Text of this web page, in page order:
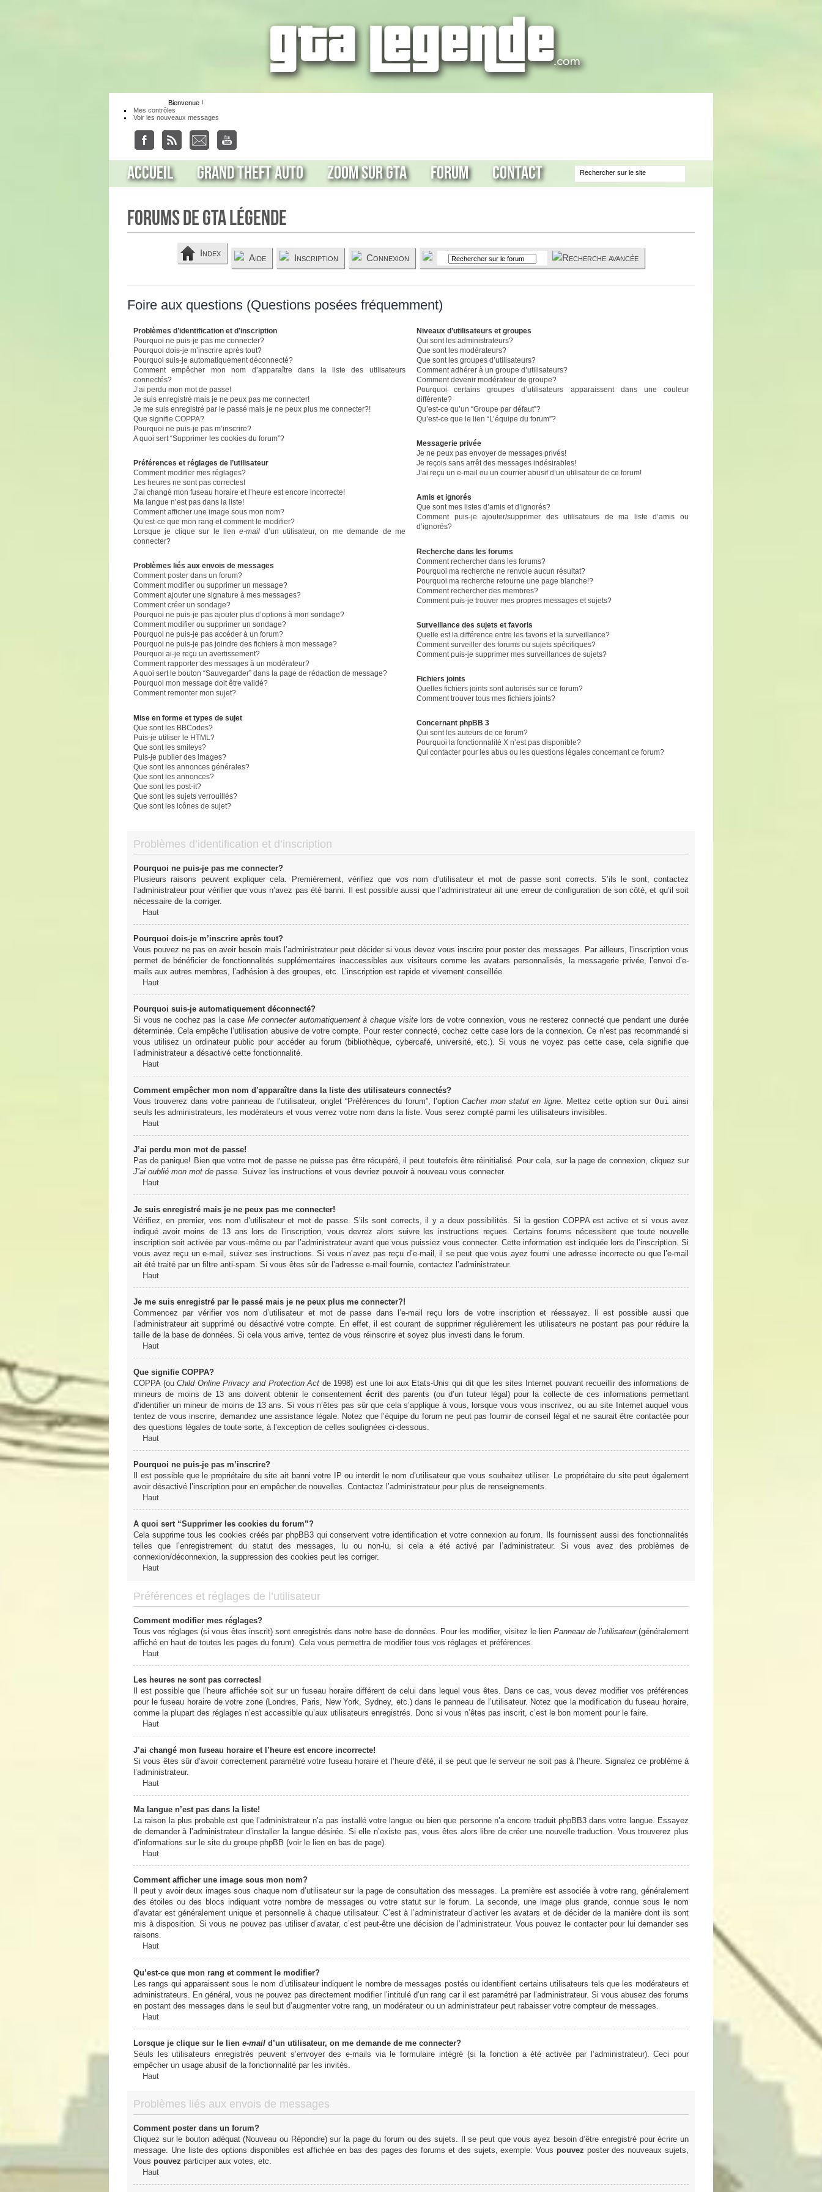
Bienvenue !
Mes contrôles
Voir les nouveaux messages
Accueil Grand Theft Auto Zoom sur GTA Forum Contact
Forums de GTA Légende
Index Aide Inscription Connexion
Foire aux questions (Questions posées fréquemment)
Problèmes d’identification et d’inscription
Pourquoi ne puis-je pas me connecter?
Pourquoi dois-je m’inscrire après tout?
Pourquoi suis-je automatiquement déconnecté?
Comment empêcher mon nom d’apparaître dans la liste des utilisateurs
connectés?
J’ai perdu mon mot de passe!
Je suis enregistré mais je ne peux pas me connecter!
Je me suis enregistré par le passé mais je ne peux plus me connecter?!
Que signifie COPPA?
Pourquoi ne puis-je pas m’inscrire?
A quoi sert “Supprimer les cookies du forum”?
Préférences et réglages de l’utilisateur
Comment modifier mes réglages?
Les heures ne sont pas correctes!
J’ai changé mon fuseau horaire et l’heure est encore incorrecte!
Ma langue n’est pas dans la liste!
Comment afficher une image sous mon nom?
Qu’est-ce que mon rang et comment le modifier?
Lorsque je clique sur le liene-mail d’un utilisateur, on me demande de me
connecter?
Problèmes liés aux envois de messages
Comment poster dans un forum?
Comment modifier ou supprimer un message?
Comment ajouter une signature à mes messages?
Comment créer un sondage?
Pourquoi ne puis-je pas ajouter plus d’options à mon sondage?
Comment modifier ou supprimer un sondage?
Pourquoi ne puis-je pas accéder à un forum?
Pourquoi ne puis-je pas joindre des fichiers à mon message?
Pourquoi ai-je reçu un avertissement?
Comment rapporter des messages à un modérateur?
A quoi sert le bouton “Sauvegarder” dans la page de rédaction de message?
Pourquoi mon message doit être validé?
Comment remonter mon sujet?
Mise en forme et types de sujet
Que sont les BBCodes?
Puis-je utiliser le HTML?
Que sont les smileys?
Puis-je publier des images?
Que sont les annonces générales?
Que sont les annonces?
Que sont les post-it?
Que sont les sujets verrouillés?
Que sont les icônes de sujet?
Niveaux d’utilisateurs et groupes
Qui sont les administrateurs?
Que sont les modérateurs?
Que sont les groupes d’utilisateurs?
Comment adhérer à un groupe d’utilisateurs?
Comment devenir modérateur de groupe?
Pourquoi certains groupes d’utilisateurs apparaissent dans une couleur
différente?
Qu’est-ce qu’un “Groupe par défaut”?
Qu’est-ce que le lien “L’équipe du forum”?
Messagerie privée
Je ne peux pas envoyer de messages privés!
Je reçois sans arrêt des messages indésirables!
J’ai reçu un e-mail ou un courrier abusif d’un utilisateur de ce forum!
Amis et ignorés
Que sont mes listes d’amis et d’ignorés?
Comment puis-je ajouter/supprimer des utilisateurs de ma liste d’amis ou
d’ignorés?
Recherche dans les forums
Comment rechercher dans les forums?
Pourquoi ma recherche ne renvoie aucun résultat?
Pourquoi ma recherche retourne une page blanche!?
Comment rechercher des membres?
Comment puis-je trouver mes propres messages et sujets?
Surveillance des sujets et favoris
Quelle est la différence entre les favoris et la surveillance?
Comment surveiller des forums ou sujets spécifiques?
Comment puis-je supprimer mes surveillances de sujets?
Fichiers joints
Quelles fichiers joints sont autorisés sur ce forum?
Comment trouver tous mes fichiers joints?
Concernant phpBB 3
Qui sont les auteurs de ce forum?
Pourquoi la fonctionnalité X n’est pas disponible?
Qui contacter pour les abus ou les questions légales concernant ce forum?
Problèmes d’identification et d’inscription
Pourquoi ne puis-je pas me connecter?
Plusieurs raisons peuvent expliquer cela. Premièrement, vérifiez que vos nom d’utilisateur et mot de passe sont corrects. S’ils le sont, contactez
l’administrateur pour vérifier que vous n’avez pas été banni. Il est possible aussi que l’administrateur ait une erreur de configuration de son côté, et qu’il soit
nécessaire de la corriger.
Haut
Pourquoi dois-je m’inscrire après tout?
Vous pouvez ne pas en avoir besoin mais l’administrateur peut décider si vous devez vous inscrire pour poster des messages. Par ailleurs, l’inscription vous
permet de bénéficier de fonctionnalités supplémentaires inaccessibles aux visiteurs comme les avatars personnalisés, la messagerie privée, l’envoi d’e-
mails aux autres membres, l’adhésion à des groupes, etc. L’inscription est rapide et vivement conseillée.
Haut
Pourquoi suis-je automatiquement déconnecté?
Si vous ne cochez pas la case Me connecter automatiquement à chaque visitelors de votre connexion, vous ne resterez connecté que pendant une durée
déterminée. Cela empêche l’utilisation abusive de votre compte. Pour rester connecté, cochez cette case lors de la connexion. Ce n’est pas recommandé si
vous utilisez un ordinateur public pour accéder au forum (bibliothèque, cybercafé, université, etc.). Si vous ne voyez pas cette case, cela signifie que
l’administrateur a désactivé cette fonctionnalité.
Haut
Comment empêcher mon nom d’apparaître dans la liste des utilisateurs connectés?
Vous trouverez dans votre panneau de l’utilisateur, onglet “Préférences du forum”, l’optionCacher mon statut en ligne. Mettez cette option sur Oui ainsi
seuls les administrateurs, les modérateurs et vous verrez votre nom dans la liste. Vous serez compté parmi les utilisateurs invisibles.
Haut
J’ai perdu mon mot de passe!
Pas de panique! Bien que votre mot de passe ne puisse pas être récupéré, il peut toutefois être réinitialisé. Pour cela, sur la page de connexion, cliquez sur
J’ai oublié mon mot de passe. Suivez les instructions et vous devriez pouvoir à nouveau vous connecter.
Haut
Je suis enregistré mais je ne peux pas me connecter!
Vérifiez, en premier, vos nom d’utilisateur et mot de passe. S’ils sont corrects, il y a deux possibilités. Si la gestion COPPA est active et si vous avez
indiqué avoir moins de 13 ans lors de l’inscription, vous devrez alors suivre les instructions reçues. Certains forums nécessitent que toute nouvelle
inscription soit activée par vous-même ou par l’administrateur avant que vous puissiez vous connecter. Cette information est indiquée lors de l’inscription. Si
vous avez reçu un e-mail, suivez ses instructions. Si vous n’avez pas reçu d’e-mail, il se peut que vous ayez fourni une adresse incorrecte ou que l’e-mail
ait été traité par un filtre anti-spam. Si vous êtes sûr de l’adresse e-mail fournie, contactez l’administrateur.
Haut
Je me suis enregistré par le passé mais je ne peux plus me connecter?!
Commencez par vérifier vos nom d’utilisateur et mot de passe dans l’e-mail reçu lors de votre inscription et réessayez. Il est possible aussi que
l’administrateur ait supprimé ou désactivé votre compte. En effet, il est courant de supprimer régulièrement les utilisateurs ne postant pas pour réduire la
taille de la base de données. Si cela vous arrive, tentez de vous réinscrire et soyez plus investi dans le forum.
Haut
Que signifie COPPA?
COPPA (ouChild Online Privacy and Protection Act de 1998) est une loi aux Etats-Unis qui dit que les sites Internet pouvant recueillir des informations de
mineurs de moins de 13 ans doivent obtenir le consentementécrit des parents (ou d’un tuteur légal) pour la collecte de ces informations permettant
d’identifier un mineur de moins de 13 ans. Si vous n’êtes pas sûr que cela s’applique à vous, lorsque vous vous inscrivez, ou au site Internet auquel vous
tentez de vous inscrire, demandez une assistance légale. Notez que l’équipe du forum ne peut pas fournir de conseil légal et ne saurait être contactée pour
des questions légales de toute sorte, à l’exception de celles soulignées ci-dessous.
Haut
Pourquoi ne puis-je pas m’inscrire?
Il est possible que le propriétaire du site ait banni votre IP ou interdit le nom d’utilisateur que vous souhaitez utiliser. Le propriétaire du site peut également
avoir désactivé l’inscription pour en empêcher de nouvelles. Contactez l’administrateur pour plus de renseignements.
Haut
A quoi sert “Supprimer les cookies du forum”?
Cela supprime tous les cookies créés par phpBB3 qui conservent votre identification et votre connexion au forum. Ils fournissent aussi des fonctionnalités
telles que l’enregistrement du statut des messages, lu ou non-lu, si cela a été activé par l’administrateur. Si vous avez des problèmes de
connexion/déconnexion, la suppression des cookies peut les corriger.
Haut
Préférences et réglages de l’utilisateur
Comment modifier mes réglages?
Tous vos réglages (si vous êtes inscrit) sont enregistrés dans notre base de données. Pour les modifier, visitez le lien Panneau de l’utilisateur(généralement
affiché en haut de toutes les pages du forum). Cela vous permettra de modifier tous vos réglages et préférences.
Haut
Les heures ne sont pas correctes!
Il est possible que l’heure affichée soit sur un fuseau horaire différent de celui dans lequel vous êtes. Dans ce cas, vous devez modifier vos préférences
pour le fuseau horaire de votre zone (Londres, Paris, New York, Sydney, etc.) dans le panneau de l’utilisateur. Notez que la modification du fuseau horaire,
comme la plupart des réglages n’est accessible qu’aux utilisateurs enregistrés. Donc si vous n’êtes pas inscrit, c’est le bon moment pour le faire.
Haut
J’ai changé mon fuseau horaire et l’heure est encore incorrecte!
Si vous êtes sûr d’avoir correctement paramétré votre fuseau horaire et l’heure d’été, il se peut que le serveur ne soit pas à l’heure. Signalez ce problème à
l’administrateur.
Haut
Ma langue n’est pas dans la liste!
La raison la plus probable est que l’administrateur n’a pas installé votre langue ou bien que personne n’a encore traduit phpBB3 dans votre langue. Essayez
de demander à l’administrateur d’installer la langue désirée. Si elle n’existe pas, vous êtes alors libre de créer une nouvelle traduction. Vous trouverez plus
d’informations sur le site du groupe phpBB (voir le lien en bas de page).
Haut
Comment afficher une image sous mon nom?
Il peut y avoir deux images sous chaque nom d’utilisateur sur la page de consultation des messages. La première est associée à votre rang, généralement
des étoiles ou des blocs indiquant votre nombre de messages ou votre statut sur le forum. La seconde, une image plus grande, connue sous le nom
d’avatar est généralement unique et personnelle à chaque utilisateur. C’est à l’administrateur d’activer les avatars et de décider de la manière dont ils sont
mis à disposition. Si vous ne pouvez pas utiliser d’avatar, c’est peut-être une décision de l’administrateur. Vous pouvez le contacter pour lui demander ses
raisons.
Haut
Qu’est-ce que mon rang et comment le modifier?
Les rangs qui apparaissent sous le nom d’utilisateur indiquent le nombre de messages postés ou identifient certains utilisateurs tels que les modérateurs et
administrateurs. En général, vous ne pouvez pas directement modifier l’intitulé d’un rang car il est paramétré par l’administrateur. Si vous abusez des forums
en postant des messages dans le seul but d’augmenter votre rang, un modérateur ou un administrateur peut rabaisser votre compteur de messages.
Haut
Lorsque je clique sur le lien e-mail d’un utilisateur, on me demande de me connecter?
Seuls les utilisateurs enregistrés peuvent s’envoyer des e-mails via le formulaire intégré (si la fonction a été activée par l’administrateur). Ceci pour
empêcher un usage abusif de la fonctionnalité par les invités.
Haut
Problèmes liés aux envois de messages
Comment poster dans un forum?
Cliquez sur le bouton adéquat (Nouveau ou Répondre) sur la page du forum ou des sujets. Il se peut que vous ayez besoin d’être enregistré pour écrire un
message. Une liste des options disponibles est affichée en bas des pages des forums et des sujets, exemple: Vous pouvez poster des nouveaux sujets,
Vous pouvez participer aux votes, etc.
Haut